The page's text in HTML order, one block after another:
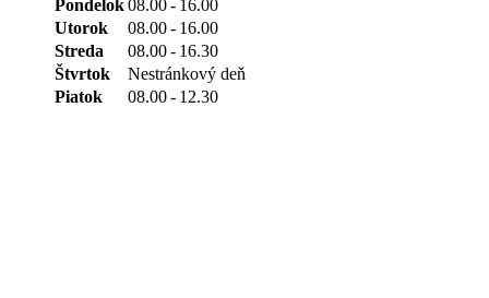
Pondelok08.00- 16.00
Utorok
08.00- 16.00
Streda
08.00- 16.30
Štvrtok
Nestránkový deň
Piatok
08.00- 12.30